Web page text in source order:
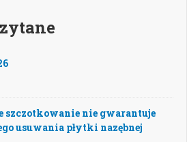
szczotkowanie nie gwarantuje
usuwania płytki nazębnej